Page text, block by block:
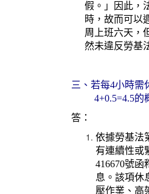
假。」因此，
時，故而可以
周上班六天，
然未違反勞基
三、若每4小時需
4+0.5=4.5的
答：
依據勞基法
有連續性或
416670號
息。該項休
壓作業、高